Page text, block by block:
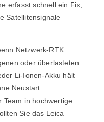
erfasst schnell ein Fix,
Satellitensignale
Netzwerk-RTK
oder überlasteten
Li-Ionen-Akku hält
Neustart
Team in hochwertige
Sie das Leica